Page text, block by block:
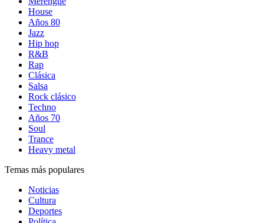
House
Años 80
Jazz
Hip hop
R&B
Rap
Clásica
Salsa
Rock clásico
Techno
Años 70
Soul
Trance
Heavy metal
Temas más populares
Noticias
Cultura
Deportes